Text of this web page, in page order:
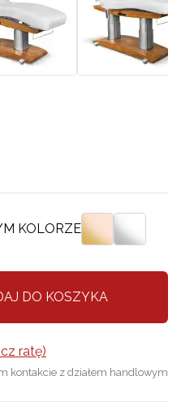
KOLORZE
DO KOSZYKA
ratę)
kontakcie z działem handlowym